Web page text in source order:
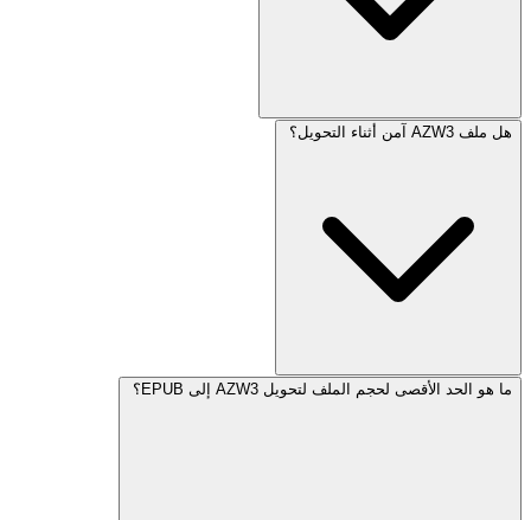
هل ملف AZW3 آمن أثناء التحويل؟
ما هو الحد الأقصى لحجم الملف لتحويل AZW3 إلى EPUB؟